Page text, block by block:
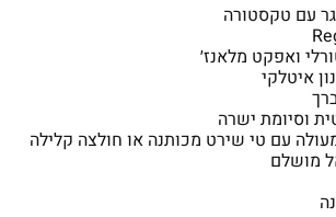
עם טקסטורה
ואפקט מלאנז׳
איטלקי
וסיומת ישרה
עם טי שירט מכותנה או חולצה קלילה
מושלם